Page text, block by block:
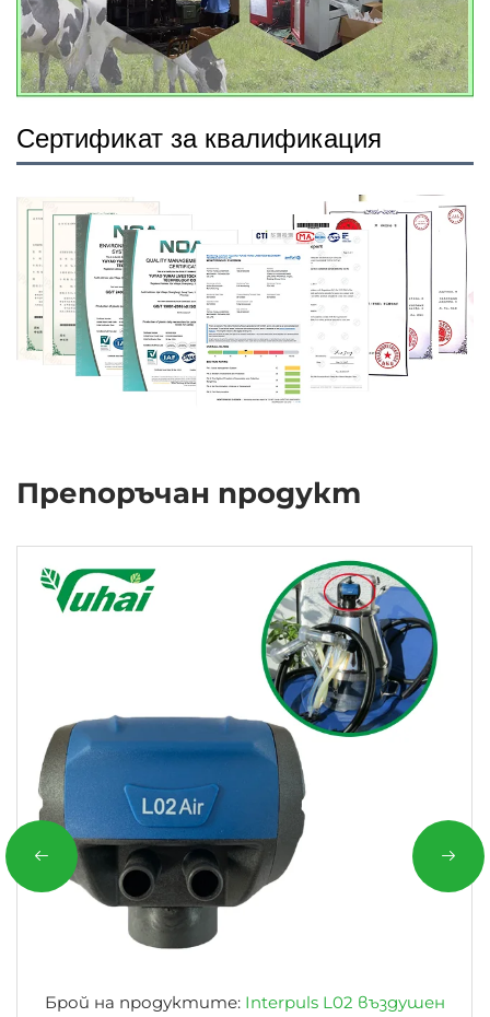
Сертификат за квалификация
Препоръчан продукт
Брой на продуктите:Interpuls L02 въздушен